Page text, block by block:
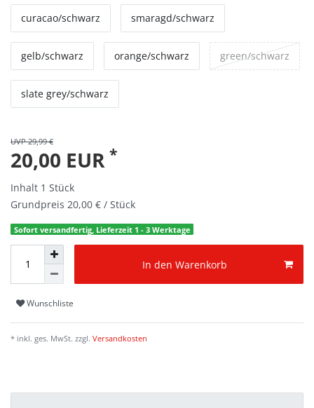
curacao/schwarz smaragd/schwarz
gelb/schwarz orange/schwarz green/schwarz
slate grey/schwarz
UVP 29,99 €
20,00 EUR *
Inhalt 1 Stück
Grundpreis 20,00 € / Stück
Sofort versandfertig, Lieferzeit 1 - 3 Werktage
In den Warenkorb
Wunschliste
* inkl. ges. MwSt. zzgl. Versandkosten